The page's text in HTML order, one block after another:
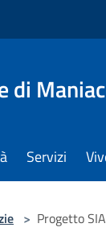
di
Servizi
> Progetto SIA